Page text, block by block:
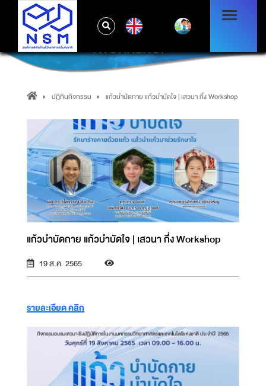
แก้วบำบัดกาย แก้วบำบัดใจ | เสวนา กึ่ง
WORKSHOP
ปฏิทินกิจกรรม แก้วบำบัดกาย แก้วบำบัดใจ | เสวนา กึ่ง Workshop
แก้วบำบัดกาย แก้วบำบัดใจ | เสวนา กึ่ง Workshop
19 ส.ค. 2565
รายละเอียด คลิก